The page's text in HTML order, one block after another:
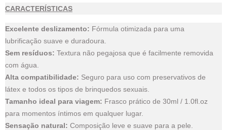
CARACTERÍSTICAS
Excelente deslizamento: Fórmula otimizada para uma
lubrificação suave e duradoura.
Sem resíduos: Textura não pegajosa que é facilmente removida
com água.
Alta compatibilidade: Seguro para uso com preservativos de
látex e todos os tipos de brinquedos sexuais.
Tamanho ideal para viagem: Frasco prático de 30ml / 1.0fl.oz
para momentos íntimos em qualquer lugar.
Sensação natural: Composição leve e suave para a pele.